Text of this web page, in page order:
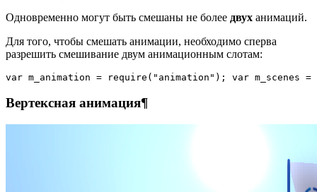
Одновременно могут быть смешаны не более двух анимаций.
Для того, чтобы смешать анимации, необходимо сперва
разрешить смешивание двум анимационным слотам:
var m_animation = require ( "animation" ); var m_scenes =
Вертексная анимация¶